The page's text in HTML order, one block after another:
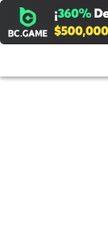
al
contenido